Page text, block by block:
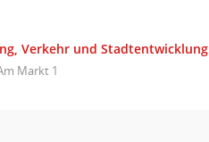
Verkehr und Stadtentwicklung
Markt 1